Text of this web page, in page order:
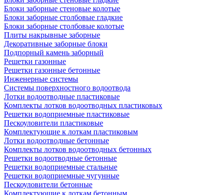
Блоки заборные стеновые колотые
Блоки заборные столбовые гладкие
Блоки заборные столбовые колотые
Плиты накрывные заборные
Декоративные заборные блоки
Подпорный камень заборный
Решетки газонные
Решетки газонные бетонные
Инженерные системы
Системы поверхностного водоотвода
Лотки водоотводные пластиковые
Комплекты лотков водоотводных пластиковых
Решетки водоприемные пластиковые
Пескоуловители пластиковые
Комплектующие к лоткам пластиковым
Лотки водоотводные бетонные
Комплекты лотков водоотводных бетонных
Решетки водоотводные бетонные
Решетки водоприемные стальные
Решетки водоприемные чугунные
Пескоуловители бетонные
Комплектующие к лоткам бетонным